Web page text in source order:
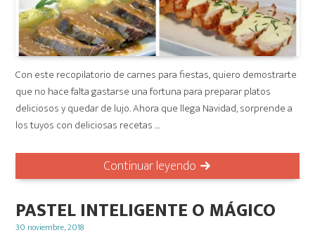
Con este recopilatorio de carnes para fiestas, quiero demostrarte
que no hace falta gastarse una fortuna para preparar platos
deliciosos y quedar de lujo. Ahora que llega Navidad, sorprende a
los tuyos con deliciosas recetas …
Continuar leyendo
PASTEL INTELIGENTE O MÁGICO
Posted
30 noviembre, 2018